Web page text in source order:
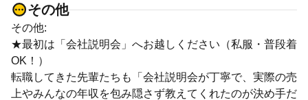
その他
その他:
★最初は「会社説明会」へお越しください（私服・普段着
OK！）
転職してきた先輩たちも「会社説明会が丁寧で、実際の売
上やみんなの年収を包み隠さず教えてくれたのが決め手だ